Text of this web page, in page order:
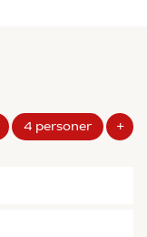
4 personer +